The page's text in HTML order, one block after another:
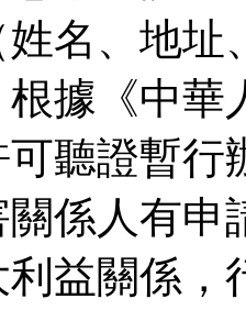
名、地址
據《中華
聽證暫行
係人有
益關係